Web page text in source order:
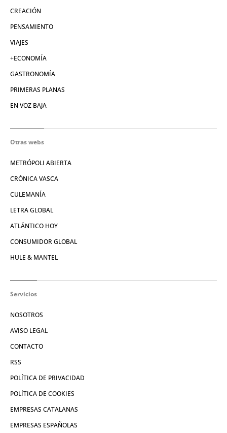
CREACIÓN
PENSAMIENTO
VIAJES
+ECONOMÍA
GASTRONOMÍA
PRIMERAS PLANAS
EN VOZ BAJA
Otras webs
METRÓPOLI ABIERTA
CRÓNICA VASCA
CULEMANÍA
LETRA GLOBAL
ATLÁNTICO HOY
CONSUMIDOR GLOBAL
HULE & MANTEL
Servicios
NOSOTROS
AVISO LEGAL
CONTACTO
RSS
POLÍTICA DE PRIVACIDAD
POLÍTICA DE COOKIES
EMPRESAS CATALANAS
EMPRESAS ESPAÑOLAS